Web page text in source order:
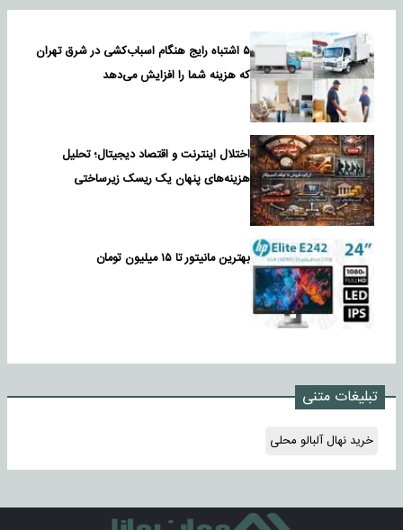
۵ اشتباه رایج هنگام اسباب‌کشی در شرق تهران
که هزینه شما را افزایش می‌دهد
اختلال اینترنت و اقتصاد دیجیتال؛ تحلیل
هزینه‌های پنهان یک ریسک زیرساختی
بهترین مانیتور تا ۱۵ میلیون تومان
تبلیغات متنی
خرید نهال آلبالو محلی